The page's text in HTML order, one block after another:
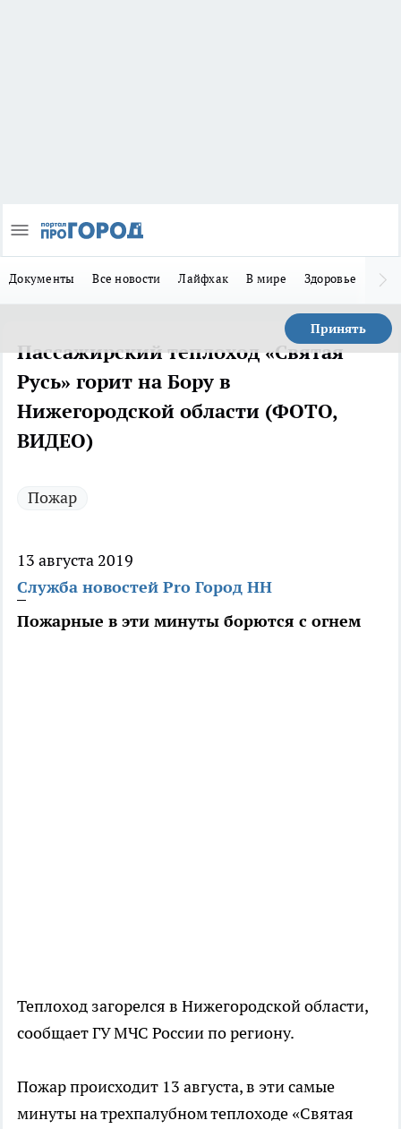
Документы Все новости Лайфхак В мире Здоровье
Принять
Пассажирский теплоход «Святая
Русь» горит на Бору в
Нижегородской области (ФОТО,
ВИДЕО)
Пожар
13 августа 2019
Служба новостей Pro Город НН
Пожарные в эти минуты борются с огнем
Теплоход загорелся в Нижегородской области,
сообщает ГУ МЧС России по региону.
Пожар происходит 13 августа, в эти самые
минуты на трехпалубном теплоходе «Святая